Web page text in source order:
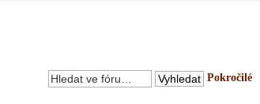
Pokročilé